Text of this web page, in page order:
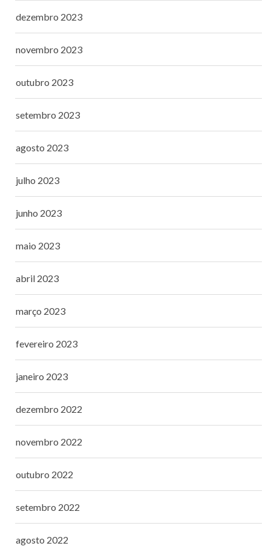
dezembro 2023
novembro 2023
outubro 2023
setembro 2023
agosto 2023
julho 2023
junho 2023
maio 2023
abril 2023
março 2023
fevereiro 2023
janeiro 2023
dezembro 2022
novembro 2022
outubro 2022
setembro 2022
agosto 2022